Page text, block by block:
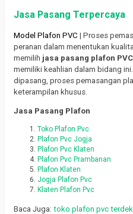
Jasa Pasang Terpercaya
Model Plafon PVC | Proses
peranan dalam menentukan
memilih jasa pasang plafon
memiliki keahlian dalam bidang
dipasang, proses pemasangan
keterampilan khusus.
Jasa Pasang Plafon
Toko Plafon Pvc
Plafon Pvc Jogja
Plafon Pvc Klaten
Plafon Pvc Prambanan
Plafon Klaten
Jogja Plafon Pvc
Klaten Plafon Pvc
Baca Juga: toko plafon pvc